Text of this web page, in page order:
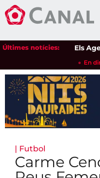
Últimes notícies:Els Agents
En
| Futbol
Carme